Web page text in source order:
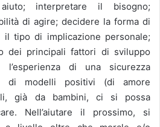
interpretare il bisogno;
di agire; decidere la forma di
tipo di implicazione personale;
dei principali fattori di sviluppo
di una sicurezza
di modelli positivi (di amore
già da bambini, ci si possa
Nell’aiutare il prossimo, si